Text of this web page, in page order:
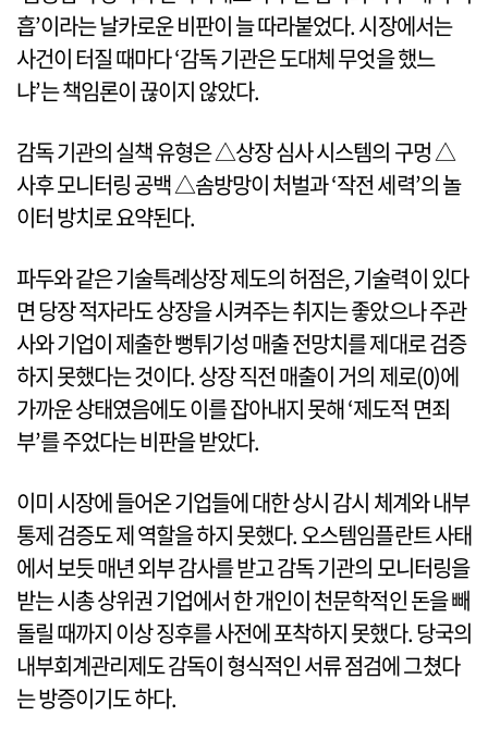
흡’이라는 날카로운 비판이 늘 따라붙었다. 시장에서는
사건이 터질 때마다 ‘감독 기관은 도대체 무엇을 했느
냐’는 책임론이 끊이지 않았다.
감독 기관의 실책 유형은 △상장 심사 시스템의 구멍 △
사후 모니터링 공백 △솜방망이 처벌과 ‘작전 세력’의 놀
이터 방치로 요약된다.
파두와 같은 기술특례상장 제도의 허점은, 기술력이 있다
면 당장 적자라도 상장을 시켜주는 취지는 좋았으나 주관
사와 기업이 제출한 뻥튀기성 매출 전망치를 제대로 검증
하지 못했다는 것이다. 상장 직전 매출이 거의 제로(0)에
가까운 상태였음에도 이를 잡아내지 못해 ‘제도적 면죄
부’를 주었다는 비판을 받았다.
이미 시장에 들어온 기업들에 대한 상시 감시 체계와 내부
통제 검증도 제 역할을 하지 못했다. 오스템임플란트 사태
에서 보듯 매년 외부 감사를 받고 감독 기관의 모니터링을
받는 시총 상위권 기업에서 한 개인이 천문학적인 돈을 빼
돌릴 때까지 이상 징후를 사전에 포착하지 못했다. 당국의
내부회계관리제도 감독이 형식적인 서류 점검에 그쳤다
는 방증이기도 하다.